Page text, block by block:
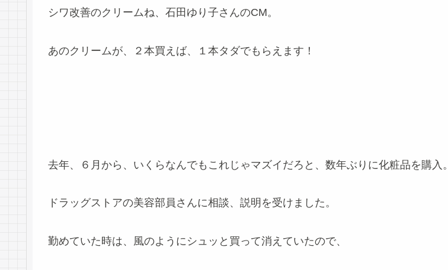
シワ改善のクリームね、石田ゆり子さんのCM。
あのクリームが、２本買えば、１本タダでもらえます！
去年、６月から、いくらなんでもこれじゃマズイだろと、数年ぶりに化粧品を購入。
ドラッグストアの美容部員さんに相談、説明を受けました。
勤めていた時は、風のようにシュッと買って消えていたので、